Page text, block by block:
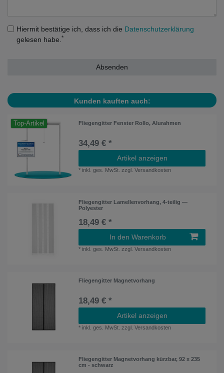
Hiermit bestätige ich, dass ich die Daten­schutz­erklärung
gelesen habe. *
Absenden
Kunden kauften auch:
Top-Artikel Fliegengitter Fenster Rollo, Alurahmen
34,49 € *
Artikel anzeigen
* inkl. ges. MwSt. zzgl.Versandkosten
Fliegengitter Lamellenvorhang, 4-teilig —
Polyester
18,49 € *
In den Warenkorb
* inkl. ges. MwSt. zzgl.Versandkosten
Fliegengitter Magnetvorhang
18,49 € *
Artikel anzeigen
* inkl. ges. MwSt. zzgl.Versandkosten
Fliegengitter Magnetvorhang kürzbar, 92 x 235
cm - schwarz